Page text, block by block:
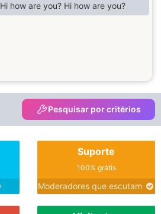
Hi how are you? Hi how are you?
Pesquisar por critérios
Suporte
100% grátis
Moderadores que escutam